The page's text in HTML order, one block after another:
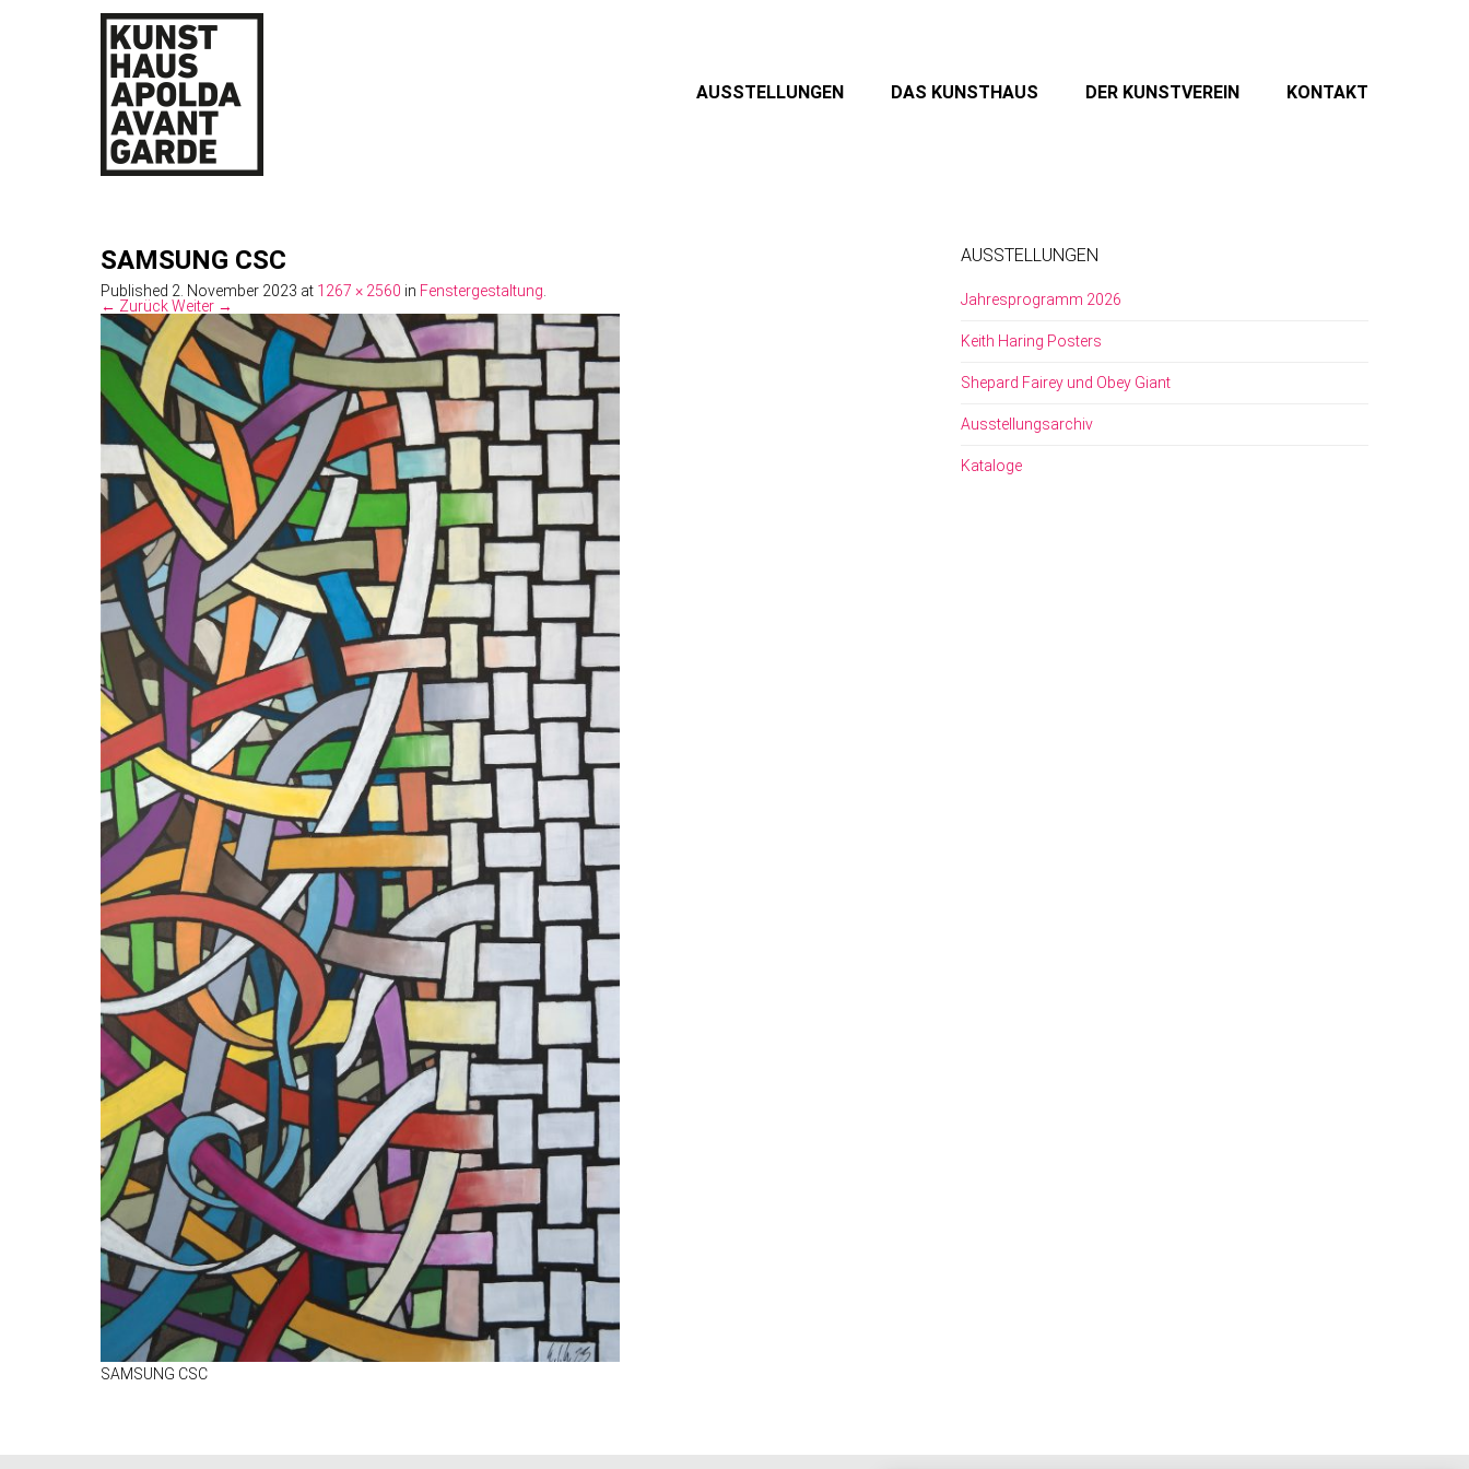
AUSSTELLUNGEN DAS KUNSTHAUS DER KUNSTVEREIN KONTAKT
SAMSUNG CSC
Published 2. November 2023 at 1267 × 2560 in Fenstergestaltung
← ZurückWeiter →
SAMSUNG CSC
AUSSTELLUNGEN
Jahresprogramm 2026
Keith Haring Posters
Shepard Fairey und Obey Giant
Ausstellungsarchiv
Kataloge